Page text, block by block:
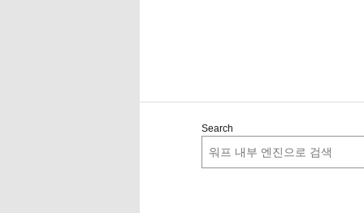
Search